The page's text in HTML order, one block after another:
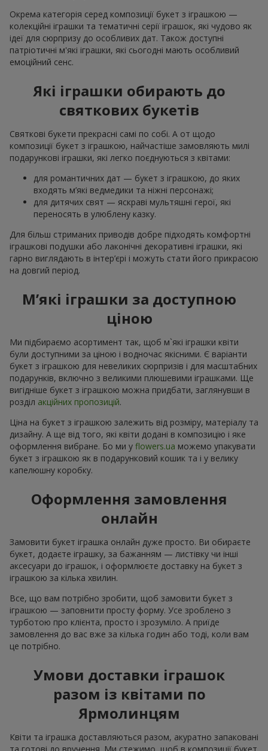
Окрема категорія серед композиції букет з іграшкою —
колекційні іграшки та тематичні серії іграшок, які чудово як
ідеї для сюрпризу до особливих дат. Також доступні
патріотичні м'які іграшки, які сьогодні мають особливий
емоційний сенс.
Які іграшки обирають до
святкових букетів
Святкові букети прекрасні самі по собі. А от щодо
композиції букет з іграшкою, найчастіше замовляють милі
подарункові іграшки, які легко поєднуються з квітами:
для романтичних дат — букет з іграшкою, до яких
входять м’які ведмедики та ніжні персонажі;
для дитячих свят — яскраві мультяшні герої, які
переносять в улюблену казку.
Для більш стриманих приводів добре підходять комфортні
іграшкові подушки або лаконічні декоративні іграшки, які
гарно виглядають в інтер’єрі і можуть стати його прикрасою
на довгий період.
М’які іграшки за доступною
ціною
Ми підбираємо асортимент так, щоб м`які іграшки квіти
були доступними за ціною і водночас якісними. Є варіанти
букет з іграшкою для невеликих сюрпризів і для масштабних
подарунків, включно з великими плюшевими іграшками. Ще
вигідніше букет з іграшкою можна придбати, заглянувши в
розділ акційних пропозицій.
Ціна на букет з іграшкою залежить від розміру, матеріалу та
дизайну. А ще від того, які квіти додані в композицію і яке
оформлення вибране. Бо ми у flowers.ua можемо упакувати
букет з іграшкою як в подарунковий кошик та і у велику
капелюшну коробку.
Оформлення замовлення
онлайн
Замовити букет іграшка онлайн дуже просто. Ви обираєте
букет, додаєте іграшку, за бажанням — листівку чи інші
аксесуари до іграшок, і оформлюєте доставку на букет з
іграшкою за кілька хвилин.
Все, що вам потрібно зробити, щоб замовити букет з
іграшкою — заповнити просту форму. Усе зроблено з
турботою про клієнта, просто і зрозуміло. А приїде
замовлення до вас вже за кілька годин або тоді, коли вам
це потрібно.
Умови доставки іграшок
разом із квітами по
Ярмолинцям
Квіти та іграшка доставляються разом, акуратно запаковані